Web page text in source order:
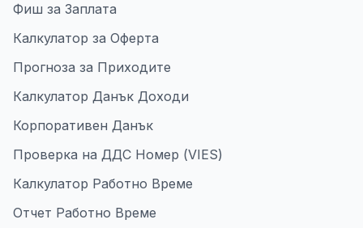
Фиш за Заплата
Калкулатор за Оферта
Прогноза за Приходите
Калкулатор Данък Доходи
Корпоративен Данък
Проверка на ДДС Номер (VIES)
Калкулатор Работно Време
Отчет Работно Време